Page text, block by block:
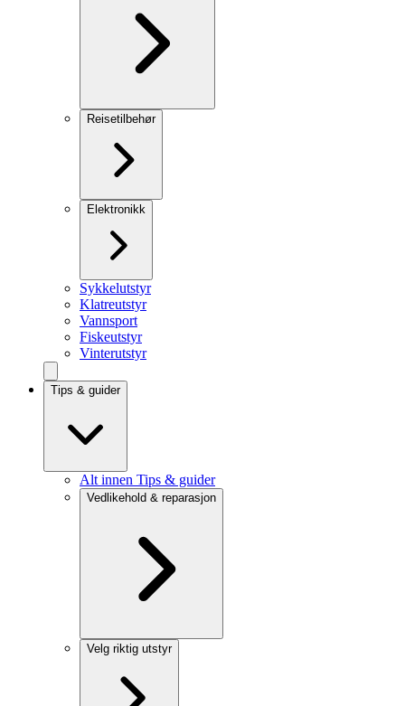
Reisetilbehør
Elektronikk
Sykkelutstyr
Klatreutstyr
Vannsport
Fiskeutstyr
Vinterutstyr
Tips & guider
Alt innen Tips & guider
Vedlikehold & reparasjon
Velg riktig utstyr